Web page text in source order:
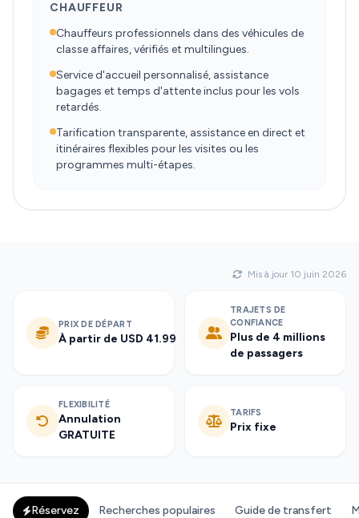
CHAUFFEUR
Chauffeurs professionnels dans des véhicules de
classe affaires, vérifiés et multilingues.
Service d'accueil personnalisé, assistance
bagages et temps d'attente inclus pour les vols
retardés.
Tarification transparente, assistance en direct et
itinéraires flexibles pour les visites ou les
programmes multi-étapes.
Mis à jour 10 juin 2026
PRIX DE DÉPART
À partir de USD 41.99
TRAJETS DE
CONFIANCE
Plus de 4 millions
de passagers
FLEXIBILITÉ
Annulation
GRATUITE
TARIFS
Prix fixe
Réservez Recherches populaires Guide de transfert